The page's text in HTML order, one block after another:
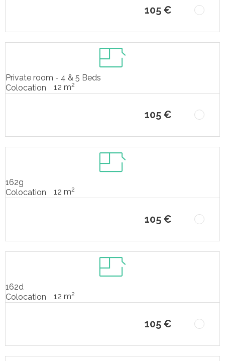
105 €
Private room - 4 & 5 Beds
Colocation
12 m2
105 €
162g
Colocation
12 m2
105 €
162d
Colocation
12 m2
105 €